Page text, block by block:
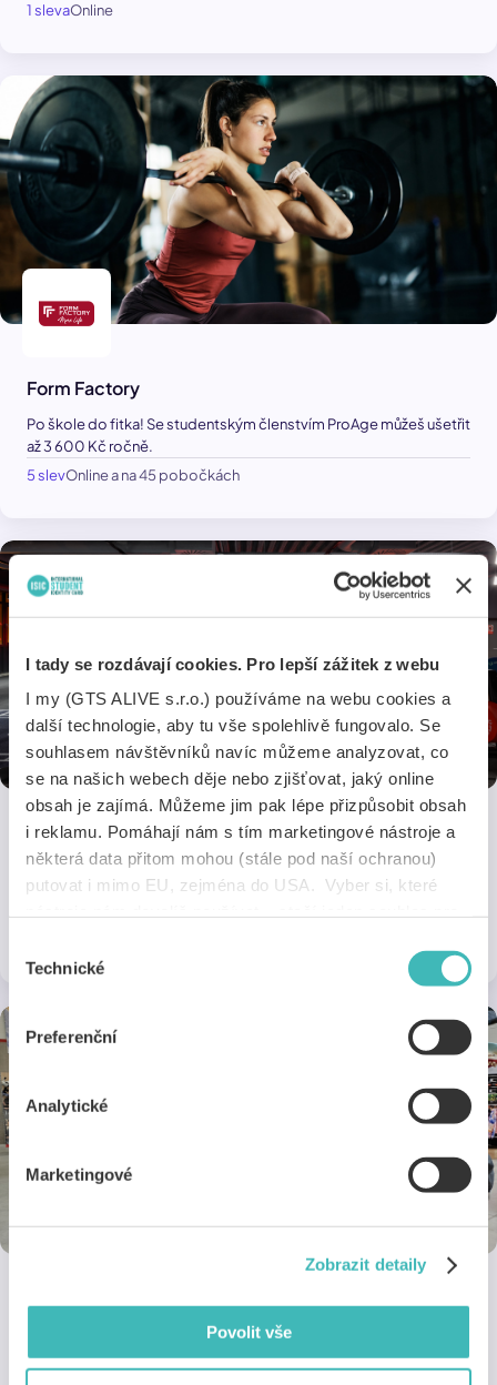
I tady se rozdávají cookies. Pro lepší zážitek z webu
I my (GTS ALIVE s.r.o.) používáme na webu cookies a
další technologie, aby tu vše spolehlivě fungovalo. Se
souhlasem návštěvníků navíc můžeme analyzovat, co
se na našich webech děje nebo zjišťovat, jaký online
obsah je zajímá. Můžeme jim pak lépe přizpůsobit obsah
i reklamu. Pomáhají nám s tím marketingové nástroje a
některá data přitom mohou (stále pod naší ochranou)
putovat i mimo EU, zejména do USA. Vyber si, které
v sekci „Detaily“. Svoji volbu můžeš kdykoliv změnit v
„Nastavení cookies“ (ikonka v zápatí webu). Vše o tom,
souhlasu
Technické
Preferenční
Analytické
Marketingové
Zobrazit detaily
Povolit vše
1 slevaOnline
Form Factory
Po škole do fitka! Se studentským členstvím ProAge můžeš ušetřit
až 3 600 Kč ročně.
5 slevOnline a na 45 pobočkách
Element Gyms
Trénuj chytře s ISIC! Získej 50 % slevu na registrační poplatek v
10% sleva na skate a snow sortiment.